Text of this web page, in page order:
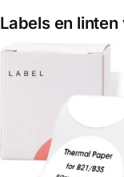
Labels en